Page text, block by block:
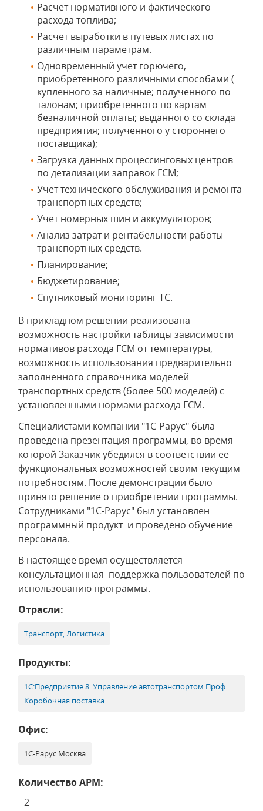
Расчет нормативного и фактического
расхода топлива;
Расчет выработки в путевых листах по
различным параметрам.
Одновременный учет горючего,
приобретенного различными способами (
купленного за наличные; полученного по
талонам; приобретенного по картам
безналичной оплаты; выданного со склада
предприятия; полученного у стороннего
поставщика);
Загрузка данных процессинговых центров
по детализации заправок ГСМ;
Учет технического обслуживания и ремонта
транспортных средств;
Учет номерных шин и аккумуляторов;
Анализ затрат и рентабельности работы
транспортных средств.
Планирование;
Бюджетирование;
Спутниковый мониторинг ТС.
В прикладном решении реализована
возможность настройки таблицы зависимости
нормативов расхода ГСМ от температуры,
возможность использования предварительно
заполненного справочника моделей
транспортных средств (более 500 моделей) с
установленными нормами расхода ГСМ.
Специалистами компании "1С-Рарус" была
проведена презентация программы, во время
которой Заказчик убедился в соответствии ее
функциональных возможностей своим текущим
потребностям. После демонстрации было
принято решение о приобретении программы.
Сотрудниками "1С-Рарус" был установлен
программный продукт и проведено обучение
персонала.
В настоящее время осуществляется
консультационная поддержка пользователей по
использованию программы.
Отрасли:
Транспорт, Логистика
Продукты:
1С:Предприятие 8. Управление автотранспортом Проф.
Коробочная поставка
Офис:
1С-Рарус Москва
Количество АРМ:
2